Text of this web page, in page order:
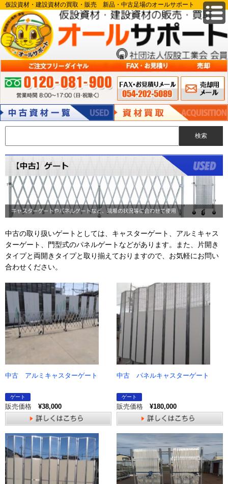
仮設資材・建設資材の買取・販売 新品・中古足場のオールサポート
ご注文フリーダイヤル:0120-081-900 営業時間 8:00～17:00（日・祝除
く）
FAX申込み 054-
202-5089
メールでのお
問い合わせ
中古資材
資材買取
中古の取り扱いゲートとしては、キャスターゲート、アルミキャス
ターゲート、門型式のパネルゲートなどがあります。また、片開き
タイプと両開きタイプと取り揃えておりますので、お気軽にお問い
合わせください。
中古 アルミキャスターゲート
ゲート
販売価格 ¥38,000
中古 パネルキャスターゲート
ゲート
販売価格 ¥180,000